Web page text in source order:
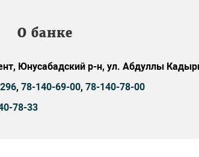
О банке
Юнусабадский р-н, ул. Абдуллы
,78-140-69-00,78-140-78-00
78-33